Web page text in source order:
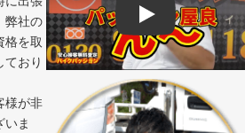
Play
弊社の
格を取
おり
様が非
ま